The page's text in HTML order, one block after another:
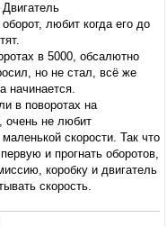
любит когда его до
в 5000, обсалютно
но не стал, всё же
начинается.
в поворотах на
очень не любит
скорости. Так что
и прогнать оборотов,
коробку и двигатель
скорость.